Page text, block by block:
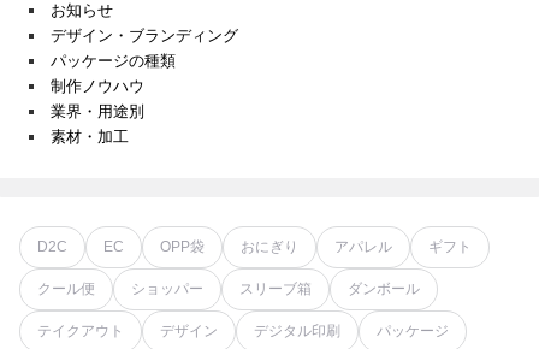
お知らせ
デザイン・ブランディング
パッケージの種類
制作ノウハウ
業界・用途別
素材・加工
D2C EC OPP袋 おにぎり アパレル ギフト
クール便 ショッパー スリーブ箱 ダンボール
テイクアウト デザイン デジタル印刷 パッケージ